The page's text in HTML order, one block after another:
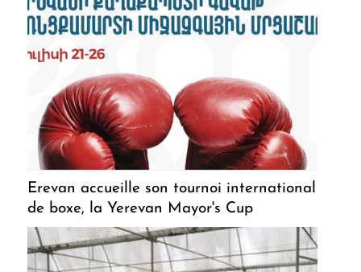
Erevan accueille son tournoi international
de boxe, la Yerevan Mayor's Cup